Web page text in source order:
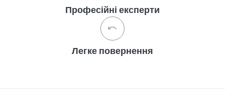
Професійні експерти
Легке повернення